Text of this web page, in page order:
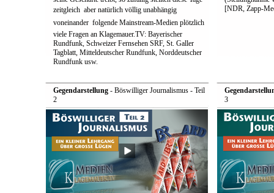
zeitgleich  aber natürlich völlig unabhängig
voneinander  folgende Mainstream-Medien plötzlich
viele Fragen an Klagemauer.TV: Bayerischer
Rundfunk, Schweizer Fernsehen SRF, St. Galler
Tagblatt, Mitteldeutscher Rundfunk, Norddeutscher
Rundfunk usw.
[NDR, Zapp-
Gegendarstellung- Böswilliger Journalismus - Teil
2
3